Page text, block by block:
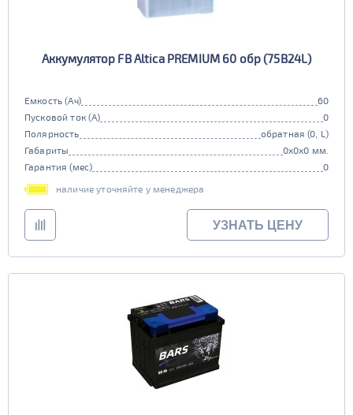
Аккумулятор FB Altica PREMIUM 60 обр (75B24L)
Емкость (Ач)
60
Пусковой ток (А)
0
Полярность
обратная (0, L)
Габариты
0x0x0 мм.
Гарантия (мес)
0
наличие уточняйте у менеджера
УЗНАТЬ ЦЕНУ